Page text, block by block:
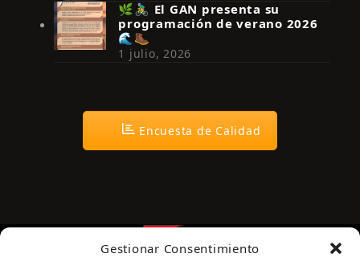
Gestionar Consentimiento
🌿🚴‍♂️ El GAN presenta su
programación de verano 2026
🌊🥾
1 julio, 2026
Encuesta de Calidad